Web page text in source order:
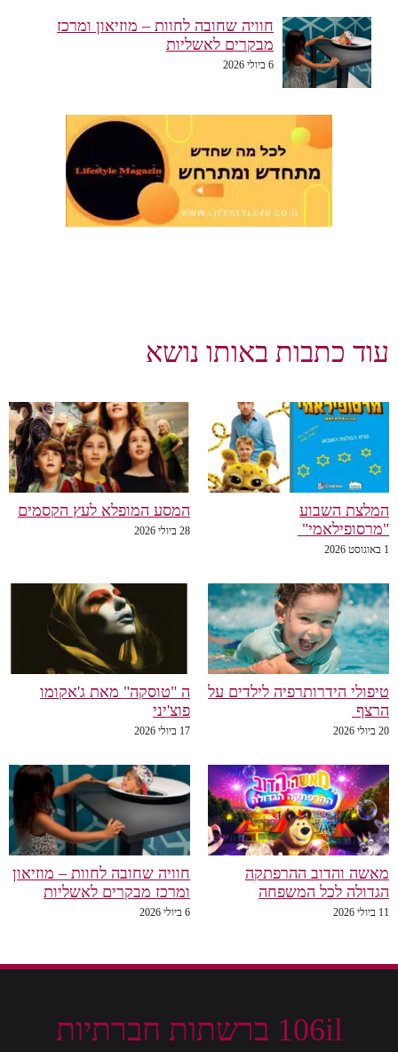
חוויה שחובה לחוות – מוזיאון ומרכז
מבקרים לאשליות
6 ביולי 2026
עוד כתבות באותו נושא
המלצת השבוע
"מרסופילאמי"
1 באוגוסט 2026
המסע המופלא לעץ הקסמים
28 ביולי 2026
טיפולי הידרותרפיה לילדים על
הרצף
20 ביולי 2026
ה "טוסקה" מאת ג'אקומו
פוצ'יני
17 ביולי 2026
מאשה והדוב ההרפתקה
הגדולה לכל המשפחה
11 ביולי 2026
חוויה שחובה לחוות – מוזיאון
ומרכז מבקרים לאשליות
6 ביולי 2026
106il ברשתות חברתיות